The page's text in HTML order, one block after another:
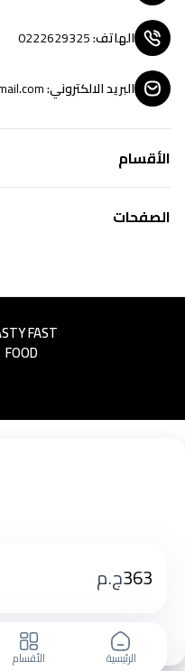
363ج.م
الرئيسية الأقسام
الهاتف:
0222629325
البريد الالكتروني:
الأقسام
الصفحات